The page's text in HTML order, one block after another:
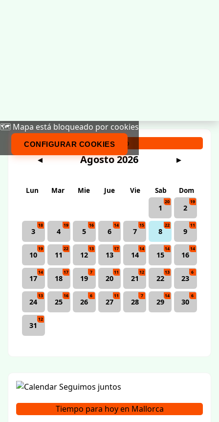
🗺️ Mapa está bloqueado por cookies
CONFIGURAR COOKIES
Calendario
◀ Agosto 2026 ▶
Lun Mar Mie Jue Vie Sab
Dom
1
20
2
19
3
18
4
19
5
16
6
14
7
15
8
22
9
11
10
19
11
22
12
13
13
17
14
14
15
14
16
14
17
14
18
17
19
7
20
11
21
12
22
13
23
6
24
13
25
16
26
6
27
11
28
7
29
14
30
6
31
12
Tiempo para hoy en Mallorca